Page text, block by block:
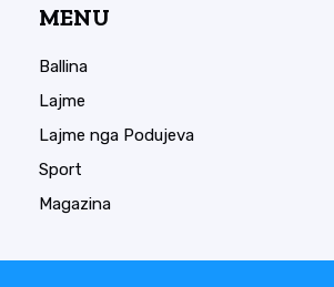
MENU
Ballina
Lajme
Lajme nga Podujeva
Sport
Magazina